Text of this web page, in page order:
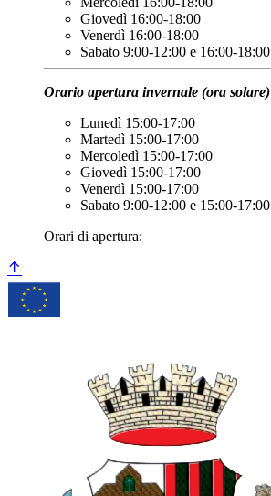
Giovedì 16:00-18:00
Venerdì 16:00-18:00
Sabato 9:00-12:00 e 16:00-18:00
Orario apertura invernale (ora solare)
Lunedì 15:00-17:00
Martedì 15:00-17:00
Mercoledì 15:00-17:00
Giovedì 15:00-17:00
Venerdì 15:00-17:00
Sabato 9:00-12:00 e 15:00-17:00
Orari di apertura: